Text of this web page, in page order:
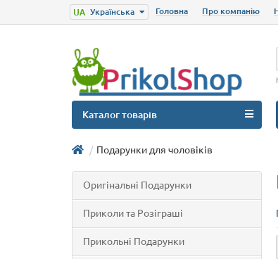
Українська Головна Про компанію
Каталог товарів
Подарунки для чоловіків
Оригінальні Подарунки
Приколи та Розіграші
Прикольні Подарунки